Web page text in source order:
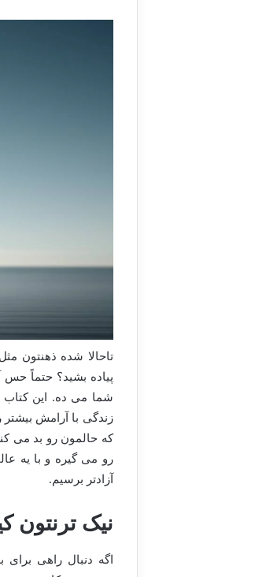
تاحالا شده ذهنتون
پیاده بشید؟ حتماً حس
شما می ده. این کتاب
زندگی با آرامش
که حالمون رو بد می
رو می گیره و با یه
آزادتر برسیم.
نیک ترنتون
اگه دنبال راهی